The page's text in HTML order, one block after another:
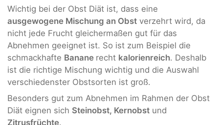
Wichtig bei der Obst Diät ist, dass eine
ausgewogene Mischung an Obst verzehrt wird, da
nicht jede Frucht gleichermaßen gut für das
Abnehmen geeignet ist. So ist zum Beispiel die
schmackhafte Banane recht kalorienreich. Deshalb
ist die richtige Mischung wichtig und die Auswahl
verschiedenster Obstsorten ist groß.
Besonders gut zum Abnehmen im Rahmen der Obst
Diät eignen sich Steinobst, Kernobst und
Zitrusfrüchte.